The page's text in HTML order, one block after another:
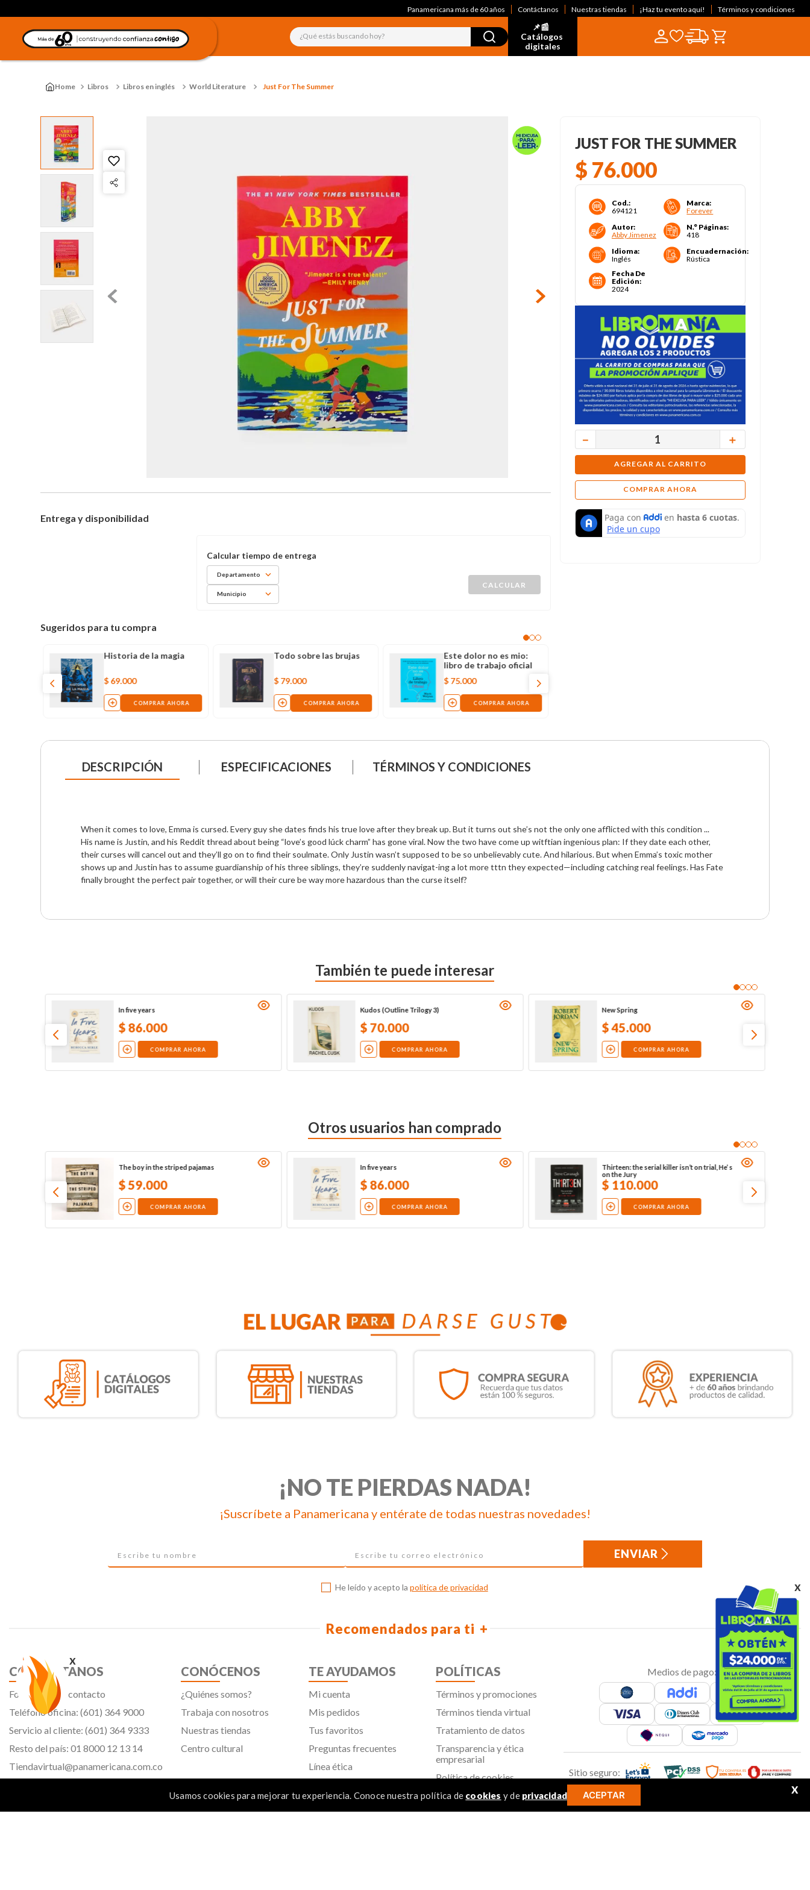
x
x
Usamos cookies para mejorar tu experiencia. Conoce nuestra política de cookies y de privacidad ACEPTAR X
Panamericana más de 60 años Contáctanos Nuestras tiendas ¡Haz tu evento aquí! Términos y condiciones
¿Qué estás buscando hoy?
📌📰
Catálogos
digitales
Libros Libros en inglés World Literature Just For The Summer
Entrega y disponibilidad
Departamento
Municipio
Sugeridos para tu compra
Historia de la magia
$ 69.000
COMPRAR AHORA
Todo sobre las brujas
$ 79.000
COMPRAR AHORA
Este dolor no es mio:
libro de trabajo oficial
$ 75.000
COMPRAR AHORA
JUST FOR THE SUMMER
$ 76.000
Cod.:
694121
Marca:
Forever
Autor:
Abby Jimenez
N.° Páginas:
418
Idioma:
Inglés
Encuadernación:
Rústica
Fecha De
Edición:
2024
＋
－
AGREGAR AL CARRITO
COMPRAR AHORA
DESCRIPCIÓN ESPECIFICACIONES TÉRMINOS Y CONDICIONES
When it comes to love, Emma is cursed. Every guy she dates finds his true love after they break up. But it turns out she’s not the only one afflicted with this condition ...
His name is Justin, and his Reddit thread about being “love’s good lúck charm” has gone viral. Now the two have come up witftian ingenious plan: If they date each other,
their curses will cancel out and they’ll go on to find their soulmate. Only Justin wasn’t supposed to be so unbelievably cute. And hilarious. But when Emma’s toxic mother
shows up and Justin has to assume guardianship of his three siblings, they’re suddenly navigat-ing a lot more tttn they expected—including catching real feelings. Has Fate
finally brought the perfect pair together, or will their cure be way more hazardous than the curse itself?
También te puede interesar
In five years
$86.000
COMPRAR AHORA
Kudos (Outline Trilogy 3)
$70.000
COMPRAR AHORA
New Spring
$45.000
COMPRAR AHORA
Otros usuarios han comprado
The boy in the striped pajamas
$59.000
COMPRAR AHORA
In five years
$86.000
COMPRAR AHORA
Thirteen: the serial killer isn’t on trial, He’ s
on the Jury
$ 110.000
COMPRAR AHORA
¡NO TE PIERDAS NADA!
¡Suscríbete a Panamericana y entérate de todas nuestras novedades!
ENVIAR
He leído y acepto la política de privacidad
Recomendados para ti
CONTÁCTANOS
Formulario de contacto
Teléfono oficina: (601) 364 9000
Servicio al cliente: (601) 364 9333
Resto del país: 01 8000 12 13 14
Tiendavirtual@panamericana.com.co
CONÓCENOS
¿Quiénes somos?
Trabaja con nosotros
Nuestras tiendas
Centro cultural
TE AYUDAMOS
Mi cuenta
Mis pedidos
Tus favoritos
Preguntas frecuentes
Línea ética
POLÍTICAS
Términos y promociones
Términos tienda virtual
Tratamiento de datos
Transparencia y ética
empresarial
Política de cookies
Aviso de privacidad
SIC
Medios de pago:
Sitio seguro: